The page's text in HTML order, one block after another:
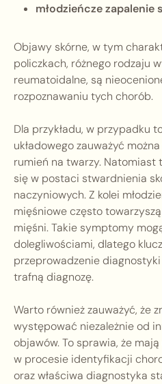
młodzieńcze
Objawy skórne, w tym
policzkach, różnego rodzaju
reumatoidalne, są
rozpoznawaniu tych chorób.
Dla przykładu, w przypadku
układowego zauważyć
rumień na twarzy. Natomiast
się w postaci stwardnienia
naczyniowych. Z kolei
mięśniowe często
mięśni. Takie symptomy
dolegliwościami, dlatego
przeprowadzenie
trafną diagnozę.
Warto również zauważyć, że
występować niezależnie od
objawów. To sprawia, że
w procesie identyfikacji
oraz właściwa diagnostyka